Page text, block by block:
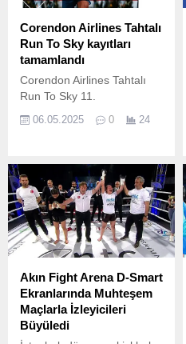
Corendon Airlines Tahtalı
Run To Sky kayıtları
tamamlandı
Corendon Airlines Tahtalı
Run To Sky 11.
06.05.2025 0 24
Akın Fight Arena D-Smart
Ekranlarında Muhteşem
Maçlarla İzleyicileri
Büyüledi